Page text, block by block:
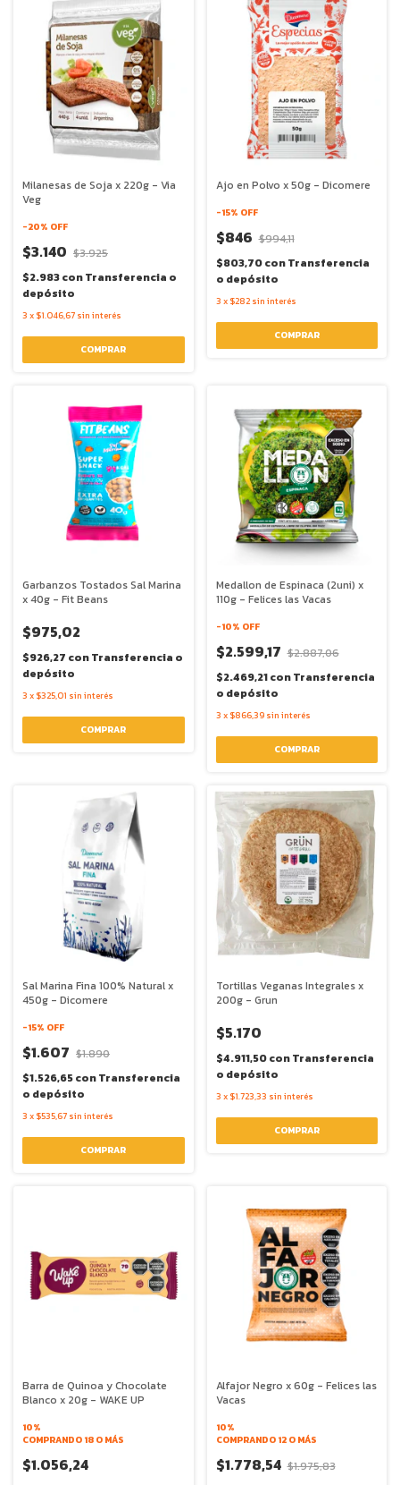
Milanesas de Soja x 220g - Via
Veg
-20% OFF
$3.140 $3.925
$2.983conTransferencia o
depósito
3 x $1.046,67 sin interés
Ajo en Polvo x 50g - Dicomere
-15% OFF
$846 $994,11
$803,70conTransferencia
o depósito
3 x $282 sin interés
Garbanzos Tostados Sal Marina
x 40g - Fit Beans
$975,02
$926,27 conTransferencia o
depósito
3 x $325,01 sin interés
Medallon de Espinaca (2uni) x
110g - Felices las Vacas
-10% OFF
$2.599,17 $2.887,06
$2.469,21conTransferencia
o depósito
3 x $866,39 sin interés
Sal Marina Fina 100% Natural x
450g - Dicomere
-15% OFF
$1.607 $1.890
$1.526,65conTransferencia
o depósito
3 x $535,67 sin interés
Tortillas Veganas Integrales x
200g - Grun
$5.170
$4.911,50conTransferencia
o depósito
3 x $1.723,33 sin interés
Barra de Quinoa y Chocolate
Blanco x 20g - WAKE UP
10%
COMPRANDO 18 O MÁS
$1.056,24
Alfajor Negro x 60g - Felices las
Vacas
10%
COMPRANDO 12 O MÁS
$1.778,54 $1.975,83